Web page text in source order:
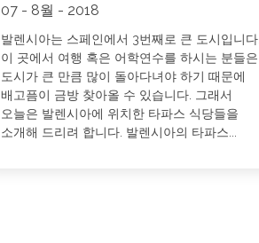
07 - 8월 - 2018
발렌시아는 스페인에서 3번째로 큰 도시입니다.
이 곳에서 여행 혹은 어학연수를 하시는 분들은
도시가 큰 만큼 많이 돌아다녀야 하기 때문에
배고픔이 금방 찾아올 수 있습니다. 그래서
오늘은 발렌시아에 위치한 타파스 식당들을
소개해 드리려 합니다. 발렌시아의 타파스...